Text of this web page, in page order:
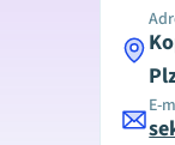
E-